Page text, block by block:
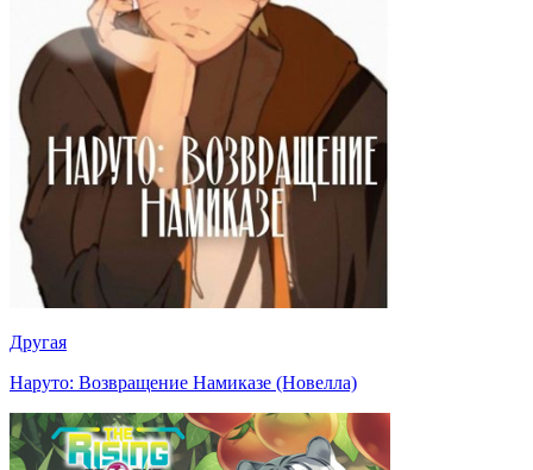
Другая
Наруто: Возвращение Намиказе (Новелла)